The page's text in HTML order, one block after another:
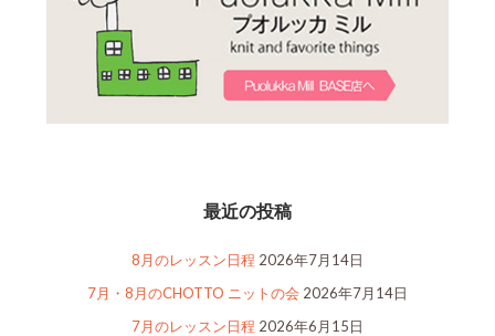
最近の投稿
8月のレッスン日程 2026年7月14日
7月・8月のCHOTTO ニットの会 2026年7月14日
7月のレッスン日程 2026年6月15日